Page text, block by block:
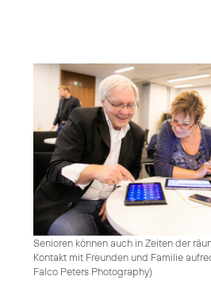
Senioren können auch in Zeiten der
Kontakt mit Freunden und Familie
Falco Peters Photography)